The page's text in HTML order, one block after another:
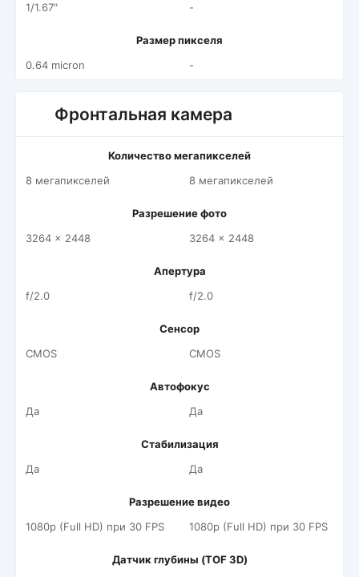
1/1.67"
-
Размер пикселя
0.64 micron
-
Фронтальная камера
Количество мегапикселей
8 мегапикселей
8 мегапикселей
Разрешение фото
3264 x 2448
3264 x 2448
Апертура
f/2.0
f/2.0
Сенсор
CMOS
CMOS
Автофокус
Да
Да
Стабилизация
Да
Да
Разрешение видео
1080p (Full HD) при 30 FPS
1080p (Full HD) при 30 FPS
Датчик глубины (TOF 3D)